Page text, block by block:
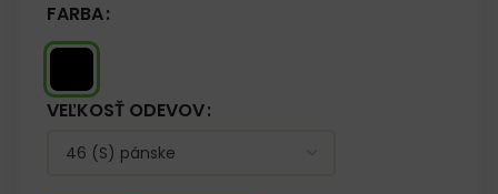
FARBA
VEĽKOSŤ ODEVOV